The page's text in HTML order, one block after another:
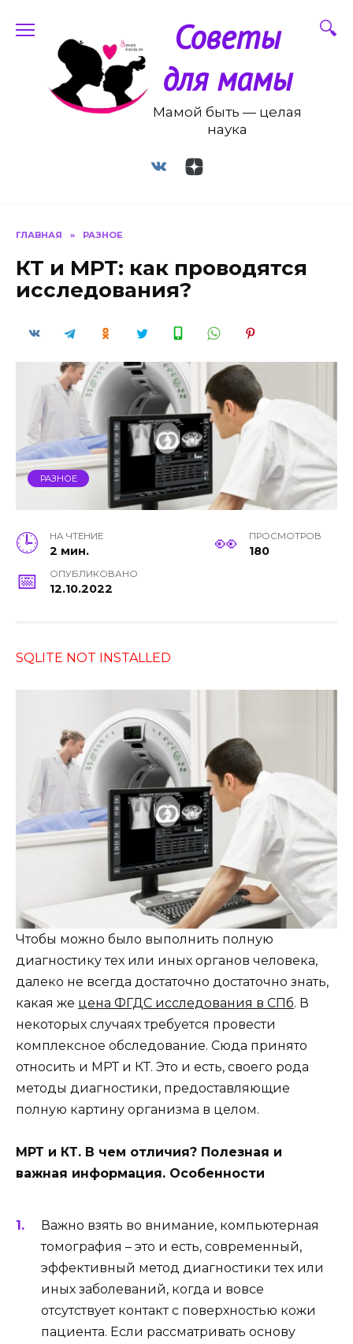
содержанию
Советы
для мамы
Мамой быть — целая
наука
ГЛАВНАЯ » РАЗНОЕ
КТ и МРТ: как проводятся
исследования?
РАЗНОЕ
НА ЧТЕНИЕ
2 мин.
ПРОСМОТРОВ
180
ОПУБЛИКОВАНО
12.10.2022
SQLITE NOT INSTALLED
Чтобы можно было выполнить полную
диагностику тех или иных органов человека,
далеко не всегда достаточно достаточно знать,
какая же цена ФГДС исследования в СПб. В
некоторых случаях требуется провести
комплексное обследование. Сюда принято
относить и МРТ и КТ. Это и есть, своего рода
методы диагностики, предоставляющие
полную картину организма в целом.
МРТ и КТ. В чем отличия? Полезная и
важная информация. Особенности
Важно взять во внимание, компьютерная
томография – это и есть, современный,
эффективный метод диагностики тех или
иных заболеваний, когда и вовсе
отсутствует контакт с поверхностью кожи
пациента. Если рассматривать основу